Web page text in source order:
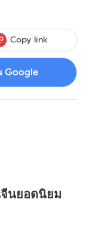
Copy link
Google
นยอดนิยม